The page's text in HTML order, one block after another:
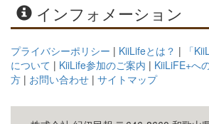
インフォメーション
プライバシーポリシー | KiiLifeとは？ |
「
について | KiiLife参加のご案内 | KiiLiFE+へ
方 | お問い合わせ | サイトマップ